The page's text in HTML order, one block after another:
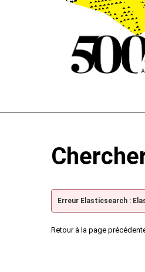
Erreur Elasticsearch :
Retour à la page